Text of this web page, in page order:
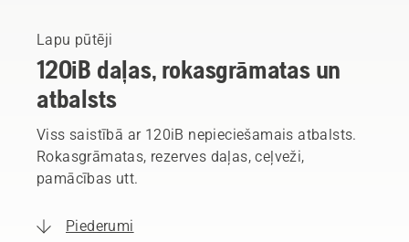
Lapu pūtēji
120iB daļas, rokasgrāmatas un
atbalsts
Viss saistībā ar 120iB nepieciešamais atbalsts.
Rokasgrāmatas, rezerves daļas, ceļveži,
pamācības utt.
Piederumi